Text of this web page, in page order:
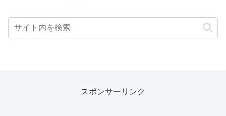
スポンサーリンク